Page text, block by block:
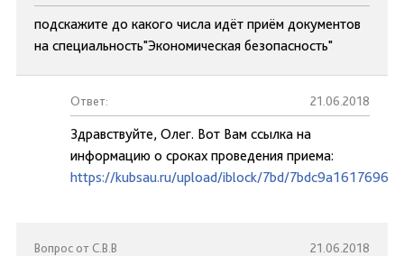
подскажите до какого числа идёт приём документов
на специальность"Экономическая безопасность"
Ответ: 21.06.2018
Здравствуйте, Олег. Вот Вам ссылка на
информацию о сроках проведения приема:
https://kubsau.ru/upload/iblock/7bd/
Вопрос от С.В.В 21.06.2018